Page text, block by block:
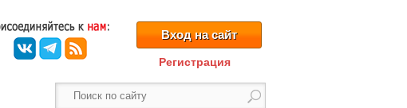
Вход на сайт
Регистрация